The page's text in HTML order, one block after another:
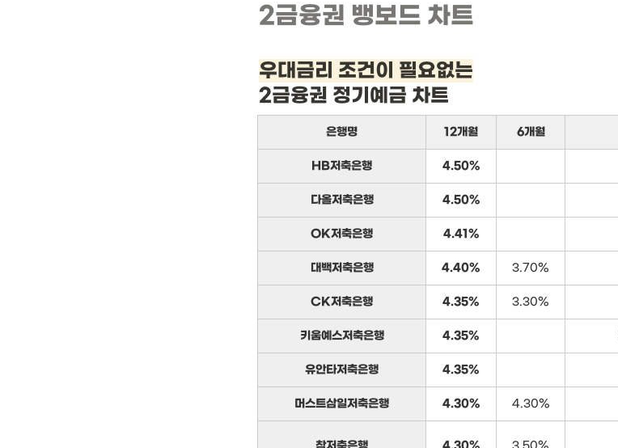
2금융권 뱅보드 차트
우대금리 조건이 필요없는
2금융권 정기예금 차트
은행명 12개월 6개월
HB저축은행 4.50%
다올저축은행 4.50%
OK저축은행 4.41%
대백저축은행 4.40% 3.70%
CK저축은행 4.35% 3.30%
키움예스저축은행 4.35%
유안타저축은행 4.35%
머스트삼일저축은행 4.30% 4.30%